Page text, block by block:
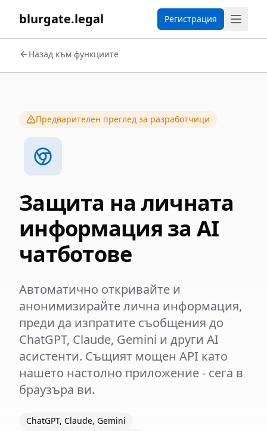
blurgate.legal Регистрация
Назад към функциите
Предварителен преглед за разработчици
Защита на личната
информация за AI
чатботове
Автоматично откривайте и
анонимизирайте лична информация,
преди да изпратите съобщения до
ChatGPT, Claude, Gemini и други AI
асистенти. Същият мощен API като
нашето настолно приложение - сега в
браузъра ви.
ChatGPT, Claude, Gemini